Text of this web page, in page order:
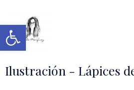
Abrir barra de herramientas
Ilustración - Lápices